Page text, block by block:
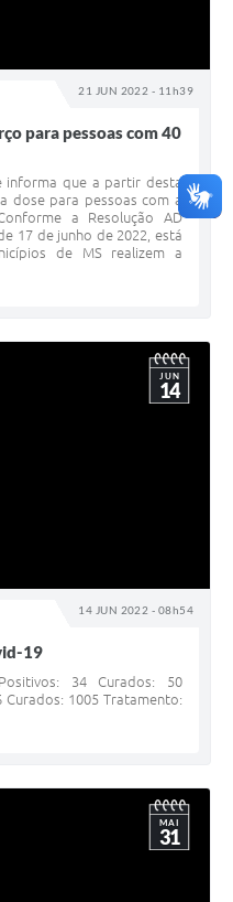
21 JUN 2022 - 11h39
para pessoas com 40
informa que a partir desta
dose para pessoas com a
a Resolução AD
17 de junho de 2022, está
de MS realizem a
14 JUN 2022 - 08h54
JUN
14
19
34 Curados: 50
1005 Tratamento:
MAI
31